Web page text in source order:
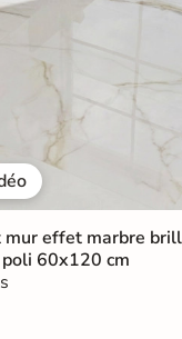
mur effet marbre
60x120 cm